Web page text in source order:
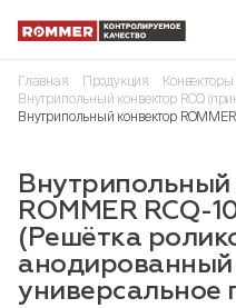
Главная Продукция
Внутрипольный конвектор RCQ
Внутрипольный конвектор
Внутрипольный
ROMMER RCQ-
(Решётка
универсальное